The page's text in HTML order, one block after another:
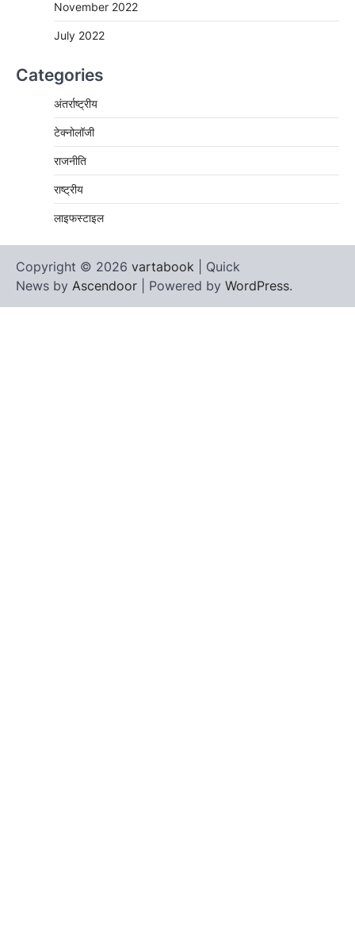
November 2022
July 2022
Categories
अंतर्राष्ट्रीय
टेक्नोलॉजी
राजनीति
राष्ट्रीय
लाइफस्टाइल
Copyright © 2026 vartabook | Quick
News by Ascendoor | Powered by WordPress.